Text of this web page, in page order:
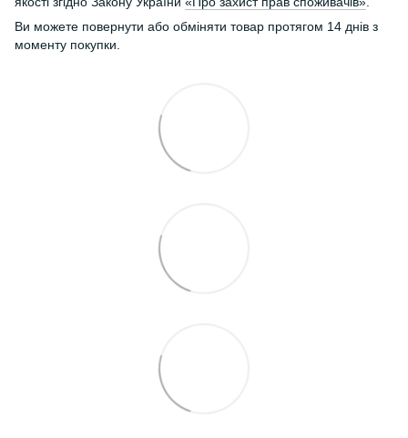
Ви можете повернути або обміняти товар протягом 14 днів з
моменту покупки.